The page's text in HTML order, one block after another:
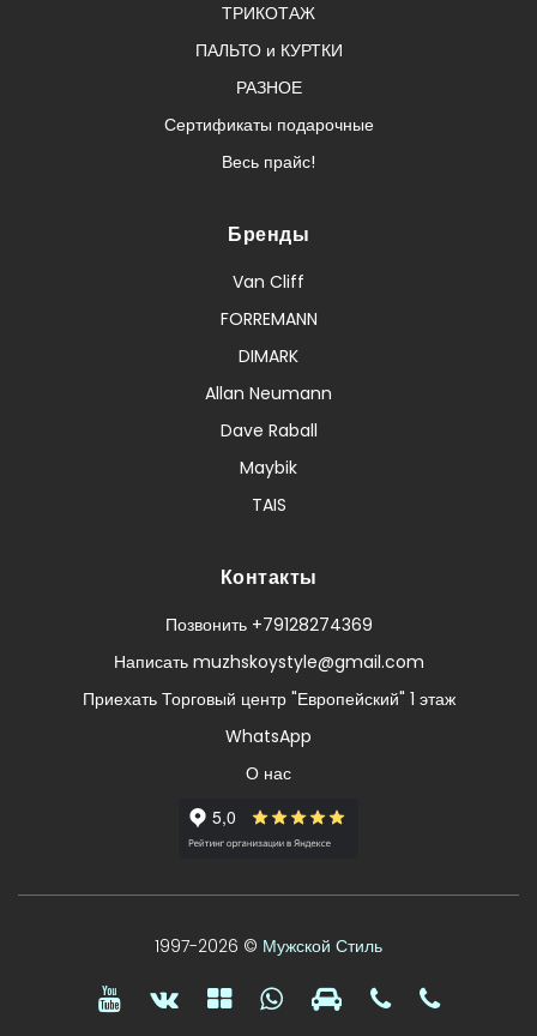
ТРИКОТАЖ
ПАЛЬТО и КУРТКИ
РАЗНОЕ
Сертификаты подарочные
Весь прайс!
Бренды
Van Cliff
FORREMANN
DIMARK
Allan Neumann
Dave Raball
Maybik
TAIS
Контакты
Позвонить +79128274369
Написать muzhskoystyle@gmail.com
Приехать Торговый центр "Европейский" 1 этаж
WhatsApp
О нас
1997-2026 © Мужской Стиль